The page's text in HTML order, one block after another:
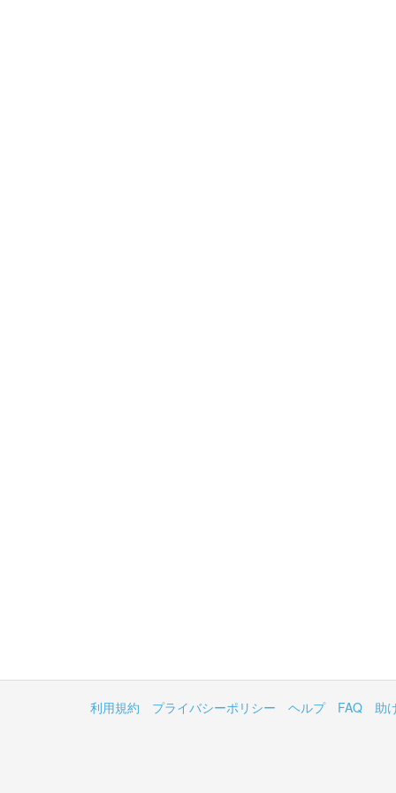
利用規約 プライバシーポリシー ヘルプ FAQ 助